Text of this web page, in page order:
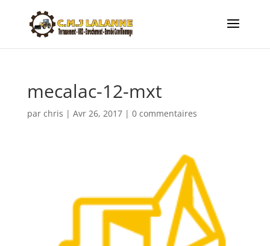
mecalac-12-mxt
par chris | Avr 26, 2017| 0 commentaires